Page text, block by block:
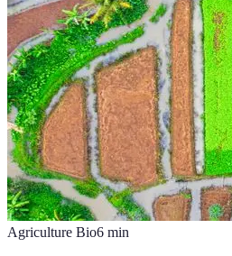
Agriculture Bio6 min